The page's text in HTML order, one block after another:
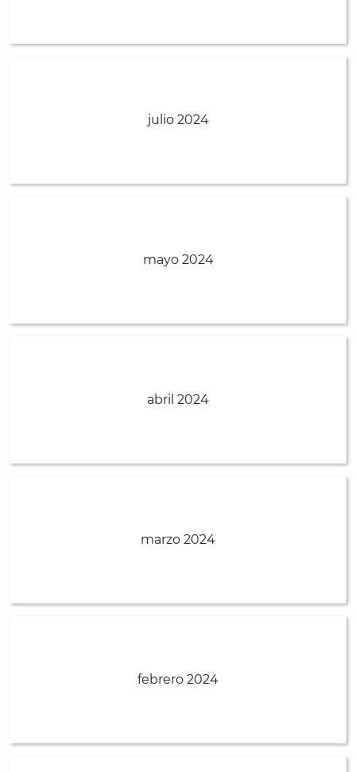
julio 2024
mayo 2024
abril 2024
marzo 2024
febrero 2024